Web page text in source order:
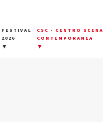
FESTIVAL
2026
▼
CSC - CENTRO SCENA
CONTEMPORANEA
▼